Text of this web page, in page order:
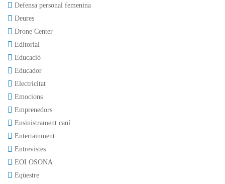
Defensa personal femenina
Deures
Drone Center
Editorial
Educació
Educador
Electricitat
Emocions
Emprenedors
Ensinistrament caní
Entertainment
Entrevistes
EOI OSONA
Eqüestre